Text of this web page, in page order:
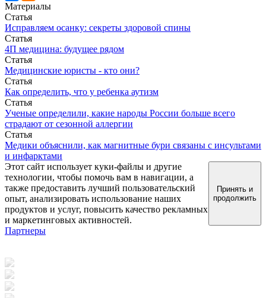
Материалы
Статья
Исправляем осанку: секреты здоровой спины
Статья
4П медицина: будущее рядом
Статья
Медицинские юристы - кто они?
Статья
Как определить, что у ребенка аутизм
Статья
Ученые определили, какие народы России больше всего
страдают от сезонной аллергии
Статья
Медики объяснили, как магнитные бури связаны с инсультами
и инфарктами
Этот сайт использует куки-файлы и другие
технологии, чтобы помочь вам в навигации, а
также предоставить лучший пользовательский
опыт, анализировать использование наших
продуктов и услуг, повысить качество рекламных
и маркетинговых активностей.
Принять и
продолжить
Партнеры